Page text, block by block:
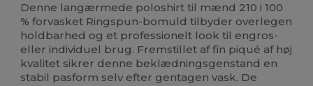
Denne langærmede poloshirt til mænd 210 i 100
% forvasket Ringspun-bomuld tilbyder overlegen
holdbarhed og et professionelt look til engros-
eller individuel brug. Fremstillet af fin piqué af høj
kvalitet sikrer denne beklædningsgenstand en
stabil pasform selv efter gentagen vask. De